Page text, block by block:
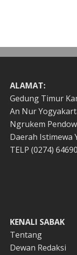
ALAMAT:
Gedung Timur
An Nur
Ngrukem
Daerah Istimewa
TELP (0274)
KENALI SABAK
Tentang
Dewan Redaksi